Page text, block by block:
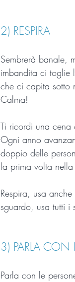
2) RESPIRA
Sembrerà banale,
imbandita ci toglie
che ci capita sotto
Calma!
Ti ricordi una
Ogni anno
doppio delle
la prima volta
Respira, usa
sguardo, usa tutti i
3) PARLA
Parla con le